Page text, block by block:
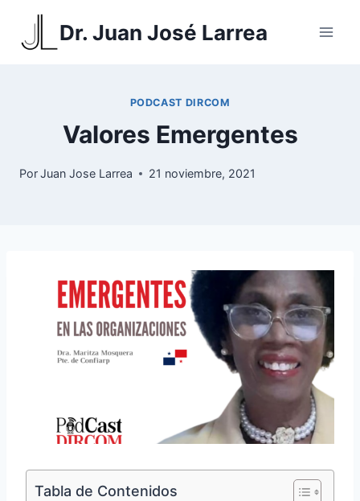
Saltar
Dr. Juan José Larrea
PODCAST DIRCOM
Valores Emergentes
PorJuan Jose Larrea 21 noviembre, 2021
Tabla de Contenidos